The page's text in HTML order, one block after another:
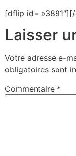
[dflip id=
Laisser
Votre adresse e-
obligatoires sont
Commentaire *